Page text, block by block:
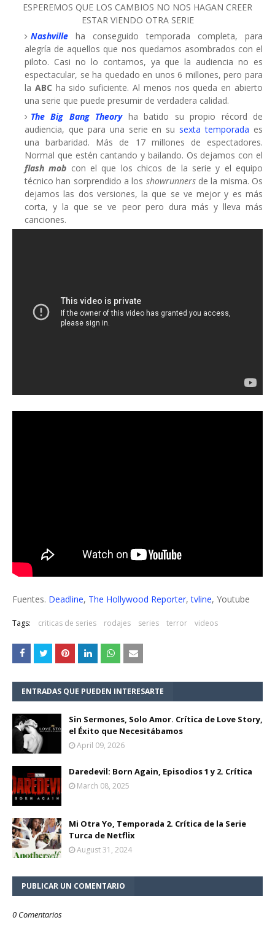
ESPEREMOS QUE LOS CAMBIOS NO NOS HAGAN CREER
ESTAR VIENDO OTRA SERIE
Nashville
ha conseguido temporada completa, para
alegría de aquellos que nos quedamos asombrados con el
piloto. Casi no lo contamos, ya que la audiencia no es
espectacular, se ha quedado en unos 6 millones, pero para
la ABC ha sido suficiente. Al menos nos queda en abierto
una serie que puede presumir de verdadera calidad.
The Big Bang Theory ha batido su propio récord de
audiencia, que para una serie en susexta temporada es
una barbaridad. Más de 17 millones de espectadores.
Normal que estén cantando y bailando. Os dejamos con el
flash mob con el que los chicos de la serie y el equipo
técnico han sorprendido a los showrunners de la misma. Os
dejamos las dos versiones, la que se ve mejor y es más
corta, y la que se ve peor pero dura más y lleva más
canciones.
Fuentes. Deadline, The Hollywood Reporter, tvline, Youtube
Tags: criticas de series rodajes series terror videos
ENTRADAS QUE PUEDEN INTERESARTE
Sin Sermones, Solo Amor. Crítica de Love Story,
el Éxito que Necesitábamos
April 09, 2026
Daredevil: Born Again, Episodios 1 y 2. Crítica
March 08, 2025
Mi Otra Yo, Temporada 2. Crítica de la Serie
Turca de Netflix
August 31, 2024
PUBLICAR UN COMENTARIO
0 Comentarios